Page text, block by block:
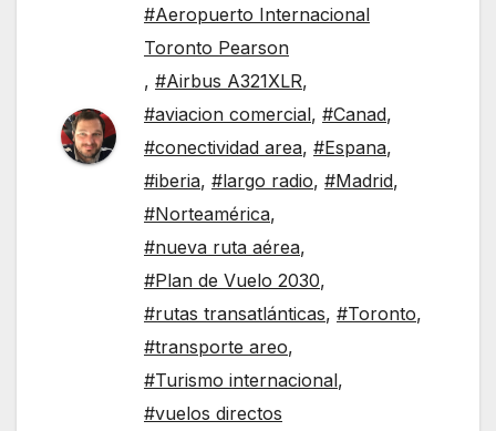
#Aeropuerto Internacional
Toronto Pearson
, #Airbus A321XLR,
#aviacion comercial, #Canad,
#conectividad area, #Espana,
#iberia, #largo radio, #Madrid,
#Norteamérica,
#nueva ruta aérea,
#Plan de Vuelo 2030,
#rutas transatlánticas, #Toronto,
#transporte areo,
#Turismo internacional,
#vuelos directos